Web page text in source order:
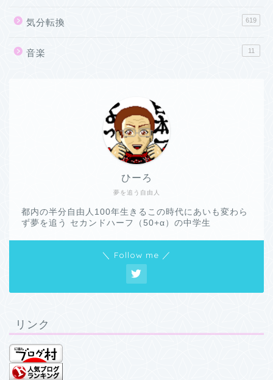
気分転換 619
音楽 11
夢を追う自由人
ひーろ
都内の半分自由人100年生きるこの時代にあいも変わら
ず夢を追う セカンドハーフ（50+α）の中学生
＼ Follow me ／
リンク